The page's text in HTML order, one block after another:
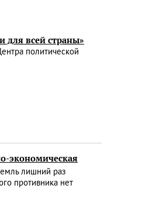
для всей страны»
политической
экономическая
лишний раз
противника нет